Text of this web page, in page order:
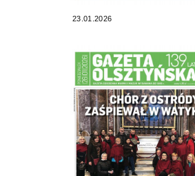
23.01.2026